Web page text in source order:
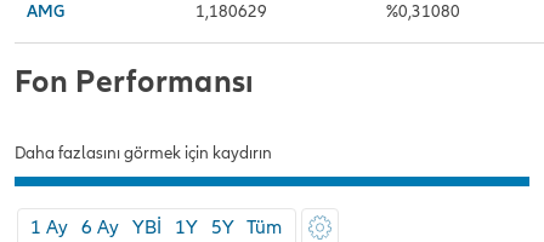
AMG 1,180629 %0,31080
Fon Performansı
Daha fazlasını görmek için kaydırın
1 Ay 6 Ay YBİ 1Y 5Y Tüm